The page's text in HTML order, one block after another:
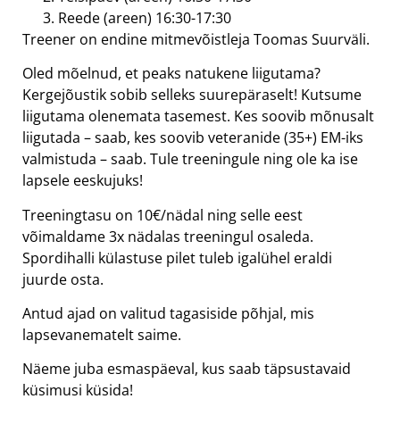
Reede (areen) 16:30-17:30
Treener on endine mitmevõistleja Toomas Suurväli.
Oled mõelnud, et peaks natukene liigutama?
Kergejõustik sobib selleks suurepäraselt! Kutsume
liigutama olenemata tasemest. Kes soovib mõnusalt
liigutada – saab, kes soovib veteranide (35+) EM-iks
valmistuda – saab. Tule treeningule ning ole ka ise
lapsele eeskujuks!
Treeningtasu on 10€/nädal ning selle eest
võimaldame 3x nädalas treeningul osaleda.
Spordihalli külastuse pilet tuleb igalühel eraldi
juurde osta.
Antud ajad on valitud tagasiside põhjal, mis
lapsevanematelt saime.
Näeme juba esmaspäeval, kus saab täpsustavaid
küsimusi küsida!